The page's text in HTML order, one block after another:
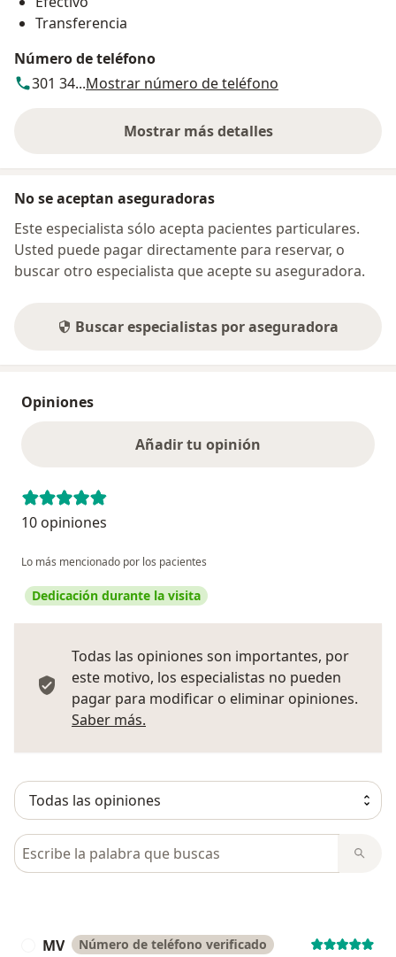
Transferencia
Número de teléfono
301 34...Mostrar número de teléfono
Mostrar más detalles
sobre la dirección
No se aceptan aseguradoras
Este especialista sólo acepta pacientes particulares.
Usted puede pagar directamente para reservar, o
buscar otro especialista que acepte su aseguradora.
Buscar especialistas por aseguradora
Opiniones
Añadir tu opinión
10 opiniones
Lo más mencionado por los pacientes
Dedicación durante la visita
Todas las opiniones son importantes, por
este motivo, los especialistas no pueden
pagar para modificar o eliminar opiniones.
Saber más.
Busca en opiniones
MV Número de teléfono verificado